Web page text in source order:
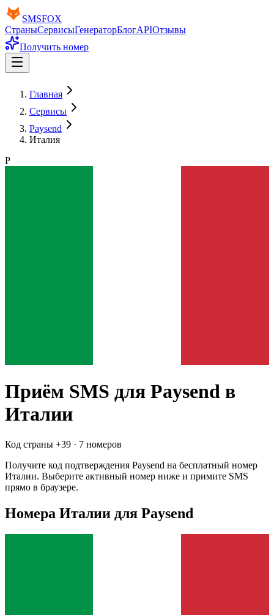
SMSFOX
СтраныСервисыГенераторБлогAPIОтзывы
Получить номер
Главная
Сервисы
Paysend
Италия
P
Приём SMS для Paysend в
Италии
Код страны +39 · 7 номеров
Получите код подтверждения Paysend на бесплатный номер
Италии. Выберите активный номер ниже и примите SMS
прямо в браузере.
Номера Италии для Paysend